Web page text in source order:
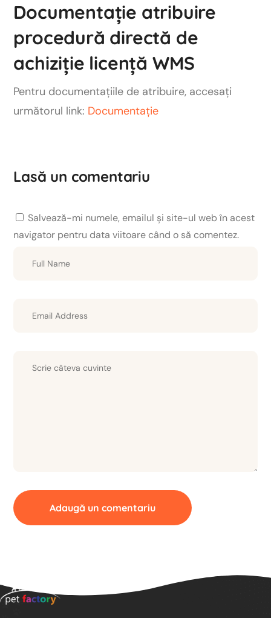
Documentație atribuire
procedură directă de
achiziție licență WMS
Pentru documentațiile de atribuire, accesați
următorul link: Documentație
Lasă un comentariu
Salvează-mi numele, emailul și site-ul web în acest
navigator pentru data viitoare când o să comentez.